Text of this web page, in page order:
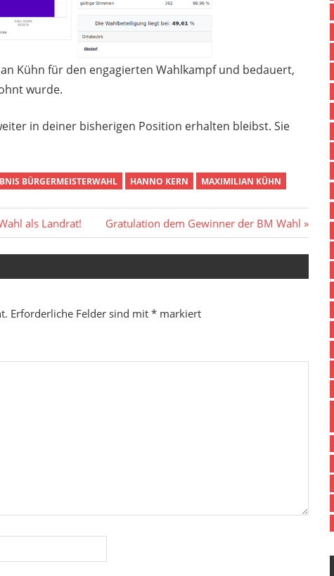
Kühn für den engagierten Wahlkampf und bedauert,
wurde.
in deiner bisherigen Position erhalten bleibst. Sie
BÜRGERMEISTERWAHL HANNO KERN MAXIMILIAN KÜHN
als Landrat!
Nächster
Beitrag:
Gratulation dem Gewinner der BM Wahl
Erforderliche Felder sind mit * markiert